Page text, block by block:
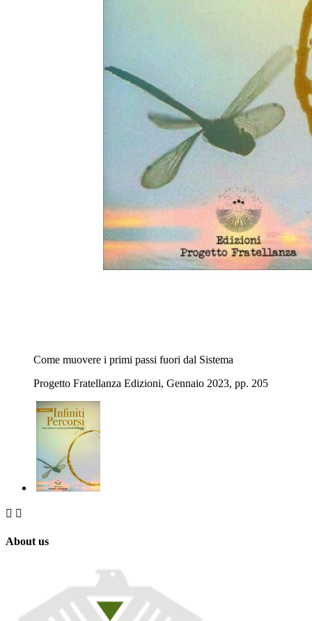
Come muovere i primi passi fuori dal Sistema
Progetto Fratellanza Edizioni, Gennaio 2023, pp. 205
 
About us